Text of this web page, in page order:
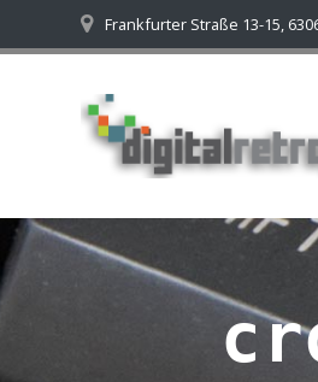
to
Frankfurter Straße 13-15,